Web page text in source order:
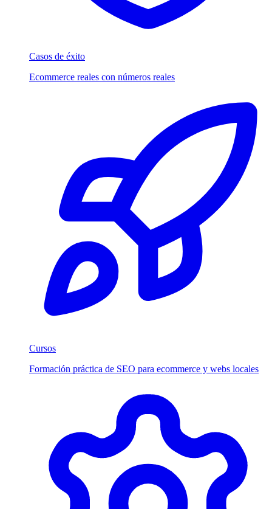
Casos de éxito
Ecommerce reales con números reales
Cursos
Formación práctica de SEO para ecommerce y webs locales